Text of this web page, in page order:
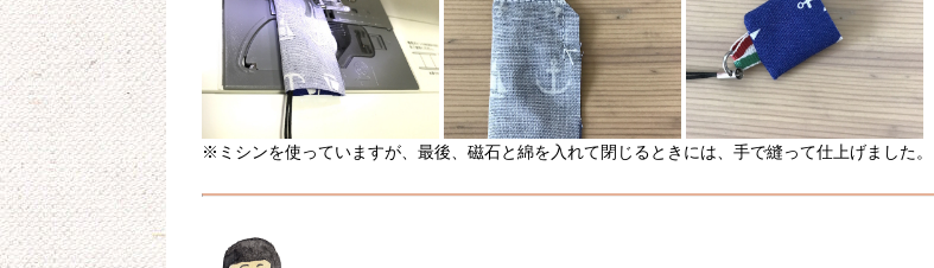
※ミシンを使っていますが、最後、磁石と綿を入れて閉じるときには、手で縫って仕上げました。